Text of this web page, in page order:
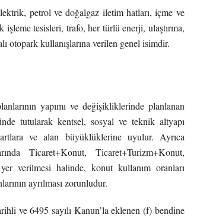
petrol ve doğalgaz iletim hatları, içme ve
işleme tesisleri, trafo, her türlü enerji, ulaştırma,
otopark kullanışlarına verilen genel isimdir.
yapımı ve değişikliklerinde planlanan
tutularak kentsel, sosyal ve teknik altyapı
ve alan büyüklüklerine uyulur. Ayrıca
Ticaret+Konut, Ticaret+Turizm+Konut,
verilmesi halinde, konut kullanım oranları
ayrılması zorunludur.
ve 6495 sayılı Kanun’la eklenen (f) bendine